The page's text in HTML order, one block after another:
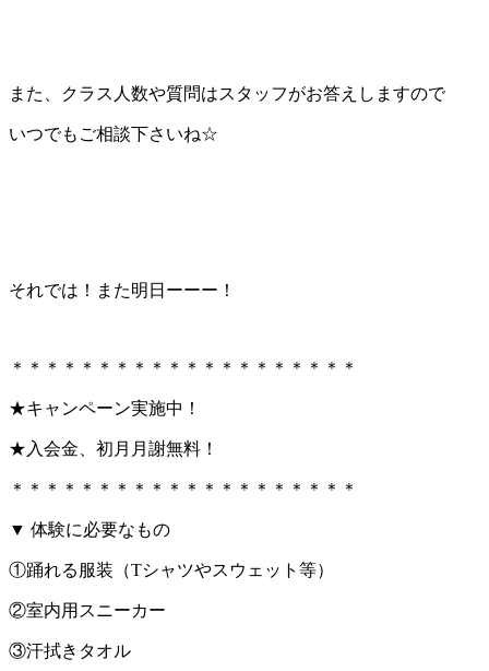
また、クラス人数や質問はスタッフがお答えしますので
いつでもご相談下さいね☆
それでは！また明日ーーー！
＊＊＊＊＊＊＊＊＊＊＊＊＊＊＊＊＊＊＊＊
★キャンペーン実施中！
★入会金、初月月謝無料！
＊＊＊＊＊＊＊＊＊＊＊＊＊＊＊＊＊＊＊＊
▼ 体験に必要なもの
①踊れる服装（Tシャツやスウェット等）
②室内用スニーカー
③汗拭きタオル